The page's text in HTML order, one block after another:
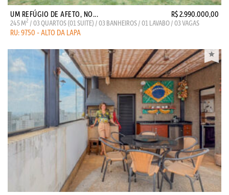
UM REFÚGIO DE AFETO, NO... R$ 2.990.000,00
245 M2 / 03 QUARTOS (01 SUITE) / 03 BANHEIROS / 01 LAVABO / 03 VAGAS
RU: 9750 - ALTO DA LAPA